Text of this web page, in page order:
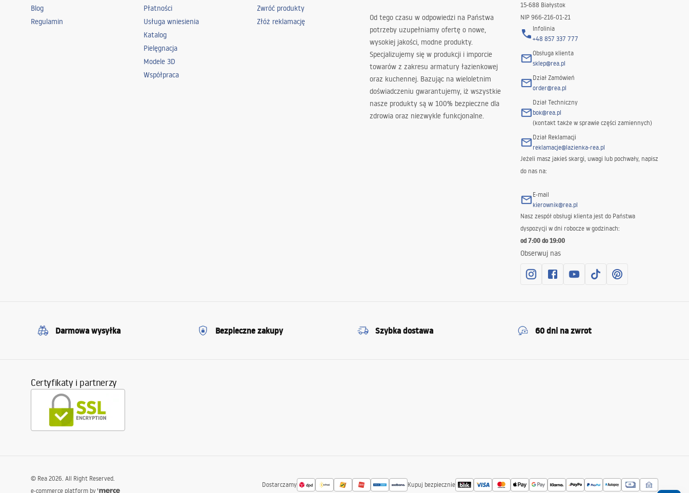
Blog
Regulamin
Płatności
Usługa wniesienia
Katalog
Pielęgnacja
Modele 3D
Współpraca
Zwróć produkty
Złóż reklamację
Od tego czasu w odpowiedzi na Państwa
potrzeby uzupełniamy ofertę o nowe,
wysokiej jakości, modne produkty.
Specjalizujemy się w produkcji i imporcie
towarów z zakresu armatury łazienkowej
oraz kuchennej. Bazując na wieloletnim
doświadczeniu gwarantujemy, iż wszystkie
nasze produkty są w 100% bezpieczne dla
zdrowia oraz niezwykle funkcjonalne.
15-688 Białystok
NIP 966-216-01-21
Infolinia
+48 857 337 777
Obsługa klienta
sklep@rea.pl
Dział Zamówień
order@rea.pl
Dział Techniczny
bok@rea.pl
(kontakt także w sprawie części zamiennych)
Dział Reklamacji
reklamacje@lazienka-rea.pl
Jeżeli masz jakieś skargi, uwagi lub pochwały, napisz
do nas na:
E-mail
kierownik@rea.pl
Nasz zespół obsługi klienta jest do Państwa
dyspozycji w dni robocze w godzinach:
od 7:00 do 19:00
Obserwuj nas
Darmowa wysyłka Bezpieczne zakupy Szybka dostawa 60 dni na zwrot
Certyfikaty i partnerzy
Dostarczamy Kupuj bezpiecznie
© Rea 2026. All Right Reserved.
e-commerce platform by